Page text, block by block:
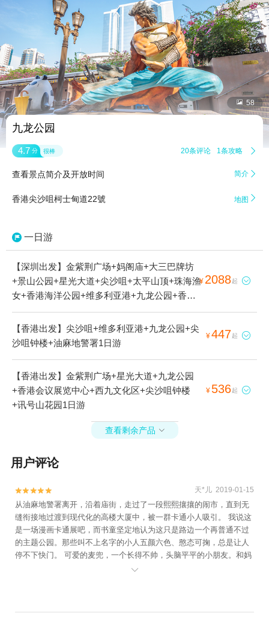
 58
九龙公园
4.7 分 很棒 20条评论 1条攻略 
查看景点简介及开放时间 简介 
香港尖沙咀柯士甸道22號 地图 
一日游
【深圳出发】金紫荆广场+妈阁庙+大三巴牌坊
+景山公园+星光大道+尖沙咀+太平山顶+珠海渔
女+香港海洋公园+维多利亚港+九龙公园+香港
迪士尼乐园+澳门威尼斯人度假区+情侣路+志莲
净苑 天王殿+洋紫荆维港游+天星小轮+香港电车
叮叮车+香港摩天轮+澳门巴黎铁塔（澳门巴黎
+励骏庞都广场+珠澳人工岛+香炉湾城市阳台
+香炉湾畔+银河水幕钻石秀表演+爱情邮局(城市
客厅分店)+日月贝歌剧院6日游
¥ 2088起 
【香港出发】尖沙咀+维多利亚港+九龙公园+尖
沙咀钟楼+油麻地警署1日游
¥447起 
【香港出发】金紫荆广场+星光大道+九龙公园
+香港会议展览中心+西九文化区+尖沙咀钟楼
+讯号山花园1日游
¥ 536起 
查看剩余产品 
用户评论

 天*儿 2019-01-15
从油麻地警署离开，沿着庙街，走过了一段熙熙攘攘的闹市，直到无
缝衔接地过渡到现代化的高楼大厦中，被一群卡通小人吸引。 我说这
是一场漫画卡通展吧，而书童坚定地认为这只是路边一个再普通不过
的主题公园。那些叫不上名字的小人五颜六色、憨态可掬，总是让人
停不下快门。 可爱的麦兜，一个长得不帅，头脑平平的小朋友。和妈
妈麦太太，在 香港 一个叫大角咀的地方过着并不 富裕 却很快乐的生
